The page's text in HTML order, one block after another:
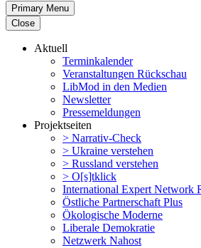
Primary Menu
Close
Aktuell
Termin­ka­lender
Veran­stal­tungen Rückschau
LibMod in den Medien
Newsletter
Presse­mel­dungen
Projekt­seiten
> Narrativ-Check
> Ukraine verstehen
> Russland verstehen
> O[s]tklick
Inter­na­tional Expert Network
Östliche Partner­schaft Plus
Ökolo­gische Moderne
Liberale Demokratie
Netzwerk Nahost